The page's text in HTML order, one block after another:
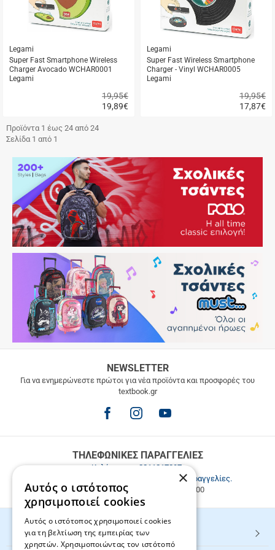
Legami
Super Fast Smartphone Wireless
Charger Avocado WCHAR0001
Legami
19,89€
19,95€
αγορά
Legami
Super Fast Wireless Smartphone
Charger - Vinyl WCHAR0005
Legami
17,87€
19,95€
Προϊόντα 1 έως 24 από 24
Σελίδα 1 από 1
ΜΕΤΑΦΟΡΙΚΑ
άνω
NEWSLETTER
Για να ενημερώνεστε πρώτοι για νέα προϊόντα και προσφορές του
textbook.gr
ΤΗΛΕΦΩΝΙΚΕΣ ΠΑΡΑΓΓΕΛΙΕΣ
Καλέστε μας2811217297.
Εξυπηρέτηση πελατών & τηλεφωνικές παραγγελίες.
Δευ. - Παρ. 9:00-17:00, Σάβ. 9:00-15:00
HOT ΚΑΤΗΓΟΡΙΕΣ
×
Αυτός ο ιστότοπος
χρησιμοποιεί cookies
Αυτός ο ιστότοπος χρησιμοποιεί cookies
για τη βελτίωση της εμπειρίας των
χρηστών. Χρησιμοποιώντας τον ιστότοπό